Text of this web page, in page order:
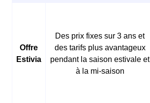
Offre
Estivia
Des prix fixes sur 3 ans et
des tarifs plus avantageux
pendant la saison estivale et
à la mi-saison